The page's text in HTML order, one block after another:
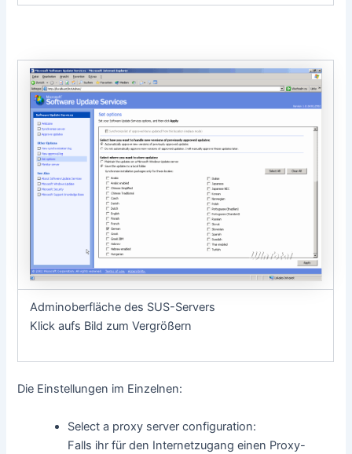
Adminoberfläche des SUS-Servers
Klick aufs Bild zum Vergrößern
Die Einstellungen im Einzelnen:
Select a proxy server configuration:
Falls ihr für den Internetzugang einen Proxy-